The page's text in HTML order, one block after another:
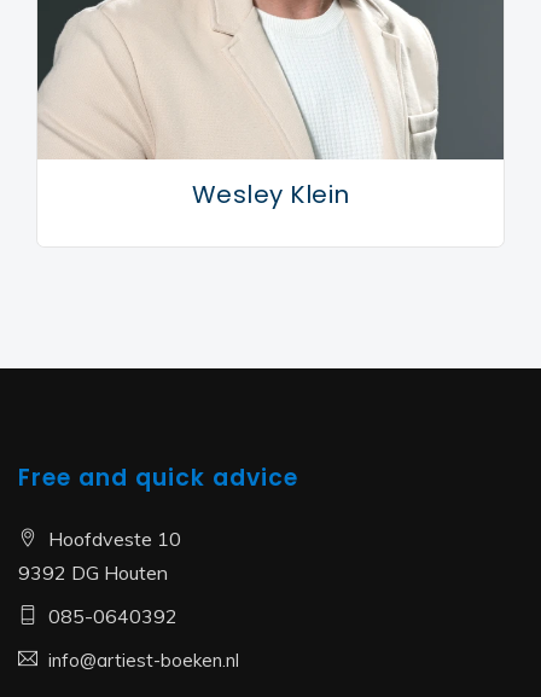
Wesley Klein
Free and quick advice
Hoofdveste 10
9392 DG Houten
085-0640392
info@artiest-boeken.nl